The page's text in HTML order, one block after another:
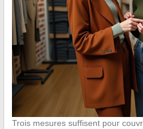
Trois mesures suffisent pour